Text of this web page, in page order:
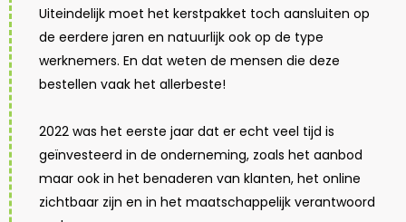
Uiteindelijk moet het kerstpakket toch aansluiten op
de eerdere jaren en natuurlijk ook op de type
werknemers. En dat weten de mensen die deze
bestellen vaak het allerbeste!
2022 was het eerste jaar dat er echt veel tijd is
geïnvesteerd in de onderneming, zoals het aanbod
maar ook in het benaderen van klanten, het online
zichtbaar zijn en in het maatschappelijk verantwoord